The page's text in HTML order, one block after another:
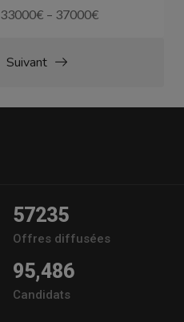
33000€ – 37000€
Suivant
57235
Offres diffusées
95,486
Candidats